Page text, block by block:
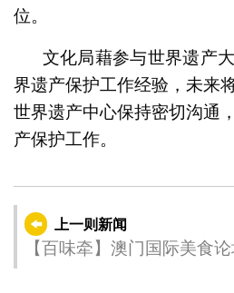
位。
文化局藉参与世界遗产
界遗产保护工作经验，未来
世界遗产中心保持密切沟通
产保护工作。
上一则新闻
【百味牵】澳门国际美食